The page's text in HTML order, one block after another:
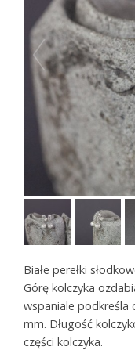
Białe perełki
Górę kolczyka
wspaniale podkreśla
mm. Długość
części kolczyka.